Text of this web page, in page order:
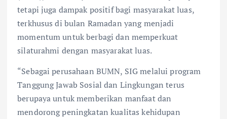
tetapi juga dampak positif bagi masyarakat luas,
terkhusus di bulan Ramadan yang menjadi
momentum untuk berbagi dan memperkuat
silaturahmi dengan masyarakat luas.
“Sebagai perusahaan BUMN, SIG melalui program
Tanggung Jawab Sosial dan Lingkungan terus
berupaya untuk memberikan manfaat dan
mendorong peningkatan kualitas kehidupan